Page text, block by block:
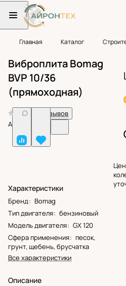
Главная Каталог
Виброплита Bomag
BVP 10/36
(прямоходная)
Нет отзывов
Арт.
Характеристики
Бренд: Bomag
Тип двигателя: бензиновый
Модель двигателя: GX 120
Сфера применения: песок,
грунт, щебень, брусчатка
Все характеристики
Описание